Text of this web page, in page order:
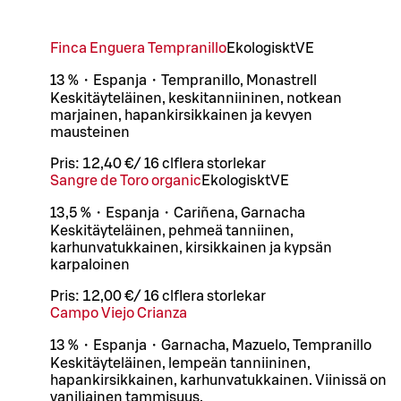
Finca Enguera TempranilloEkologisktVE
13 %・Espanja・Tempranillo, Monastrell
Keskitäyteläinen, keskitanniininen, notkean
marjainen, hapankirsikkainen ja kevyen
mausteinen
Pris: 12,40 €/ 16 cl flera storlekar
Sangre de Toro organic EkologisktVE
13,5 %・Espanja・Cariñena, Garnacha
Keskitäyteläinen, pehmeä tanniinen,
karhunvatukkainen, kirsikkainen ja kypsän
karpaloinen
Pris: 12,00 €/ 16 cl flera storlekar
Campo Viejo Crianza
13 %・Espanja・Garnacha, Mazuelo, Tempranillo
Keskitäyteläinen, lempeän tanniininen,
hapankirsikkainen, karhunvatukkainen. Viinissä on
vaniljainen tammisuus.